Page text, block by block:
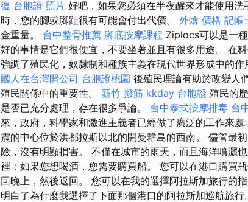
復 台胞證 照片 好吧，如果您必須在半夜醒來才能使用
時，您的腳或腳趾很有可能會付出代價。 外燴 價格 記帳
金重量。 台中整骨推薦 腳底按摩課程 Ziplocs可以是一
好的事情是它們很便宜，不要坐著並且有很多用途。 在
強調了殖民化，奴隸制和種族主義在現代世界形成中的
國人在台灣開公司 台胞證桃園 後殖民理論有助於改變人
殖民關係中的重要性。 新竹 撥筋 kkday 台胞證 殖民的
是否已充分處理，存在很多爭論。 台中泰式按摩排毒 台
來，政府，科學家和激進主義者已經做了廣泛的工作來
震的中心位於洪都拉斯以北的開曼群島的西南。 儘管最
險，沒有明顯損害。 不僅在城市的雨天，而且海洋噴灑
裡；如果您想喝酒，您需要購買船。 您可以在港口購買
回晚上，然後返回。 您可以在我的選擇阿拉斯加旅行的
明白了為什麼我選擇了下面那個港口的阿拉斯加巡航旅